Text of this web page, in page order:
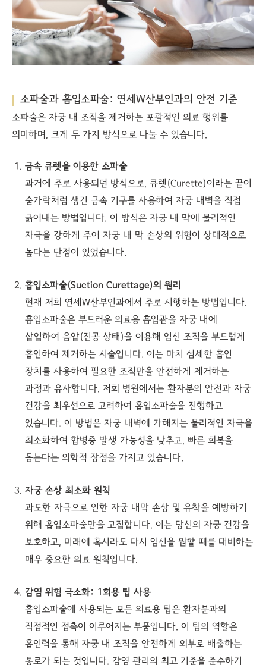
소파술과 흡입소파술: 연세W산부인과의 안전 기준
소파술은 자궁 내 조직을 제거하는 포괄적인 의료 행위를
의미하며, 크게 두 가지 방식으로 나눌 수 있습니다.
금속 큐렛을 이용한 소파술
과거에 주로 사용되던 방식으로, 큐렛(Curette)이라는 끝이
숟가락처럼 생긴 금속 기구를 사용하여 자궁 내벽을 직접
긁어내는 방법입니다. 이 방식은 자궁 내 막에 물리적인
자극을 강하게 주어 자궁 내 막 손상의 위험이 상대적으로
높다는 단점이 있었습니다.
흡입소파술(Suction Curettage)의 원리
현재 저희 연세W산부인과에서 주로 시행하는 방법입니다.
흡입소파술은 부드러운 의료용 흡입관을 자궁 내에
삽입하여 음압(진공 상태)을 이용해 임신 조직을 부드럽게
흡인하여 제거하는 시술입니다. 이는 마치 섬세한 흡인
장치를 사용하여 필요한 조직만을 안전하게 제거하는
과정과 유사합니다. 저희 병원에서는 환자분의 안전과 자궁
건강을 최우선으로 고려하여 흡입소파술을 진행하고
있습니다. 이 방법은 자궁 내벽에 가해지는 물리적인 자극을
최소화하여 합병증 발생 가능성을 낮추고, 빠른 회복을
돕는다는 의학적 장점을 가지고 있습니다.
자궁 손상 최소화 원칙
과도한 자극으로 인한 자궁 내막 손상 및 유착을 예방하기
위해 흡입소파술만을 고집합니다. 이는 당신의 자궁 건강을
보호하고, 미래에 혹시라도 다시 임신을 원할 때를 대비하는
매우 중요한 의료 원칙입니다.
감염 위험 극소화: 1회용 팁 사용
흡입소파술에 사용되는 모든 의료용 팁은 환자분과의
직접적인 접촉이 이루어지는 부품입니다. 이 팁의 역할은
흡인력을 통해 자궁 내 조직을 안전하게 외부로 배출하는
통로가 되는 것입니다. 감염 관리의 최고 기준을 준수하기